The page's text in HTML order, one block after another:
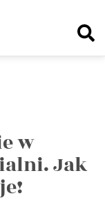
w
Jak